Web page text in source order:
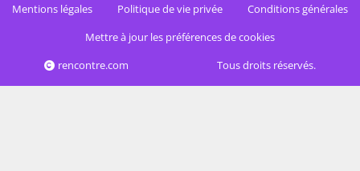
Mentions légales Politique de vie privée
Conditions générales
Mettre à jour les préférences de cookies
rencontre.com
Tous droits réservés.